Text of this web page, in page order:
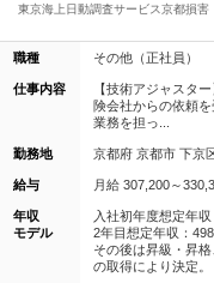
東京海上日動調査サービス京都損害
職種 その他（正社員）
仕事内容
【技術アジャスタ
険会社からの依頼
業務を担っ...
勤務地 京都府 京都市 下京
給与 月給 307,200～
年収
モデル
入社初年度想定年
2年目想定年収：
その後は昇級・昇
の取得により決定。